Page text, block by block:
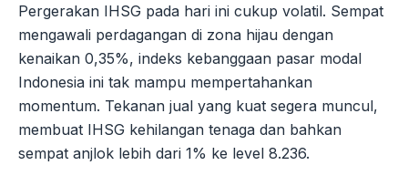
Pergerakan IHSG pada hari ini cukup volatil. Sempat
mengawali perdagangan di zona hijau dengan
kenaikan 0,35%, indeks kebanggaan pasar modal
Indonesia ini tak mampu mempertahankan
momentum. Tekanan jual yang kuat segera muncul,
membuat IHSG kehilangan tenaga dan bahkan
sempat anjlok lebih dari 1% ke level 8.236.